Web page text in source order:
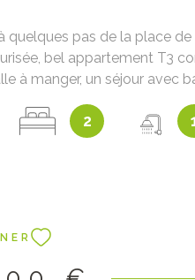
quelques pas de la place
bel appartement T3
à manger, un séjour avec
cuisine séparée avec balcon,
placard et balcon, une salle
dispose également d'une
individuel avec porte
avec ascenseur. Un
inclus dont 4% à la charge
2